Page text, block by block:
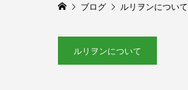
ブログ ルリヲンについて
ルリヲンについて